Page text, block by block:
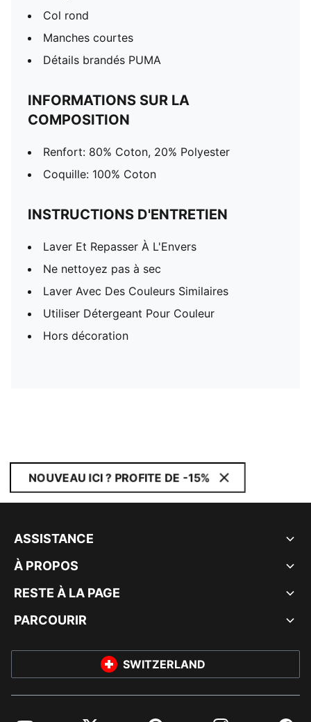
Col rond
Manches courtes
Détails brandés PUMA
INFORMATIONS SUR LA
COMPOSITION
Renfort: 80% Coton, 20% Polyester
Coquille: 100% Coton
INSTRUCTIONS D'ENTRETIEN
Laver Et Repasser À L'Envers
Ne nettoyez pas à sec
Laver Avec Des Couleurs Similaires
Utiliser Détergeant Pour Couleur
Hors décoration
NOUVEAU ICI ? PROFITE DE -15%
ASSISTANCE
À PROPOS
RESTE À LA PAGE
PARCOURIR
SWITZERLAND